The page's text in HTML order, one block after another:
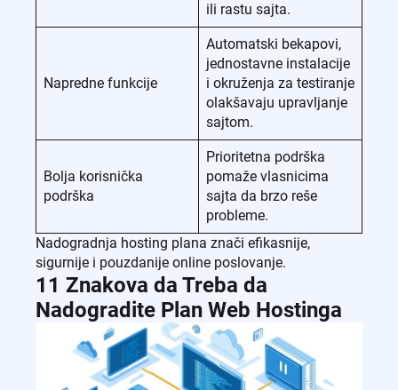
ili rastu sajta.
Napredne funkcije
Automatski bekapovi,
jednostavne instalacije
i okruženja za testiranje
olakšavaju upravljanje
sajtom.
Bolja korisnička
podrška
Prioritetna podrška
pomaže vlasnicima
sajta da brzo reše
probleme.
Nadogradnja hosting plana znači efikasnije,
sigurnije i pouzdanije online poslovanje.
11 Znakova da Treba da
Nadogradite Plan Web Hostinga